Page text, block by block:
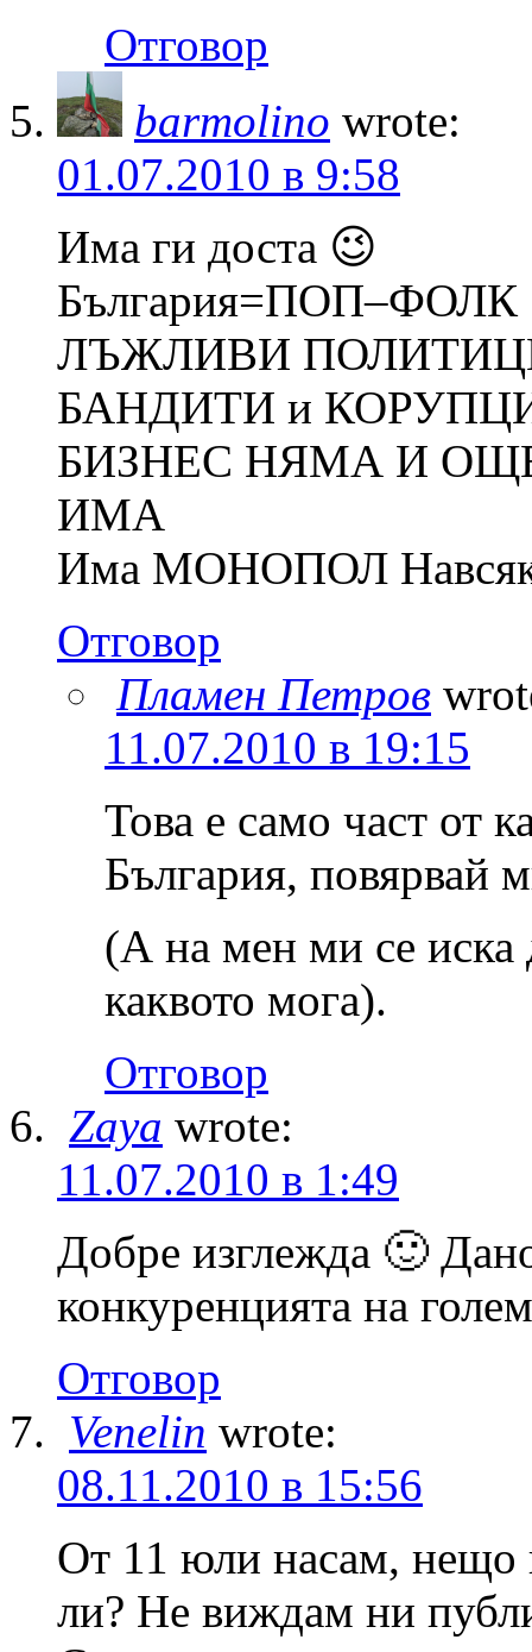
Отговор
barmolino wrote:
01.07.2010 в 9:58
Има ги доста 😉
България=ПОП–ФОЛК
ЛЪЖЛИВИ
БАНДИТИ и
БИЗНЕС НЯМА И
ИМА
Има МОНОПОЛ
Отговор
Пламен Петров
11.07.2010 в 19:15
Това е само част от
България,
(А на мен ми се иска
каквото мога).
Отговор
Zaya wrote:
11.07.2010 в 1:49
Добре изглежда 🙂
конкуренцията на
Отговор
Venelin wrote:
08.11.2010 в 15:56
Oт 11 юли насам, нещо
ли? Не виждам ни